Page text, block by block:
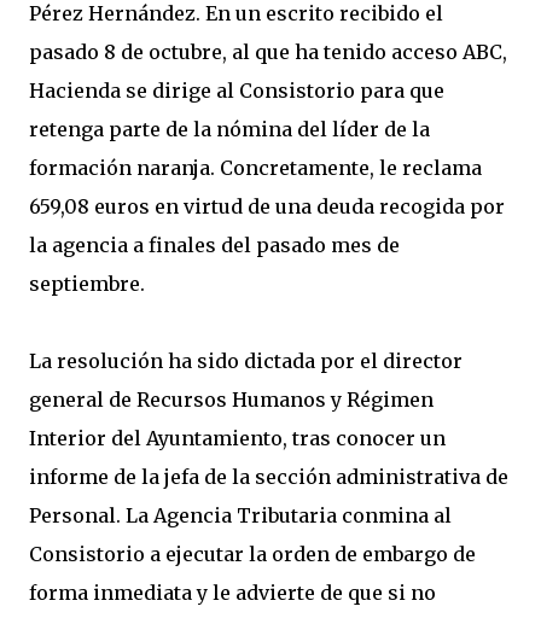
Pérez Hernández. En un escrito recibido el
pasado 8 de octubre, al que ha tenido acceso ABC,
Hacienda se dirige al Consistorio para que
retenga parte de la nómina del líder de la
formación naranja. Concretamente, le reclama
659,08 euros en virtud de una deuda recogida por
la agencia a finales del pasado mes de
septiembre.
La resolución ha sido dictada por el director
general de Recursos Humanos y Régimen
Interior del Ayuntamiento, tras conocer un
informe de la jefa de la sección administrativa de
Personal. La Agencia Tributaria conmina al
Consistorio a ejecutar la orden de embargo de
forma inmediata y le advierte de que si no